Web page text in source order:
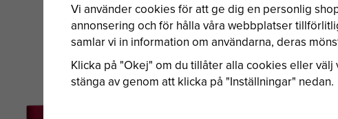
Vi använder cookies för att ge dig en personlig
annonsering och för hålla våra webbplatser
samlar vi in information om användarna, deras
Klicka på "Okej" om du tillåter alla cookies eller
stänga av genom att klicka på "Inställningar" nedan.